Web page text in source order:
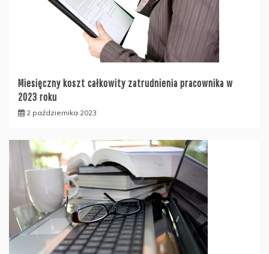
Miesięczny koszt całkowity zatrudnienia pracownika w
2023 roku
2 października 2023